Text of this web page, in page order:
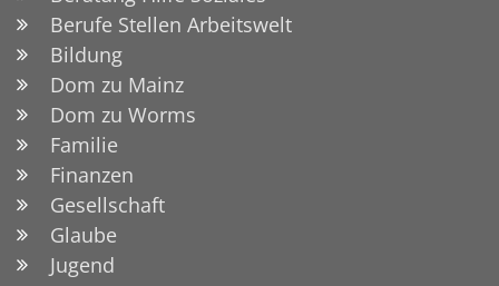
Berufe Stellen Arbeitswelt
Bildung
Dom zu Mainz
Dom zu Worms
Familie
Finanzen
Gesellschaft
Glaube
Jugend